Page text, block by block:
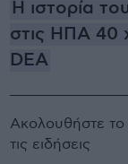
Η ιστορία
στις ΗΠΑ 40
DEA
Ακολουθήστε το
τις ειδήσεις